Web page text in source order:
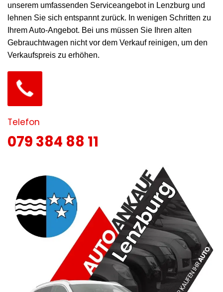
unserem umfassenden Serviceangebot in Lenzburg und
lehnen Sie sich entspannt zurück. In wenigen Schritten zu
Ihrem Auto-Angebot. Bei uns müssen Sie Ihren alten
Gebrauchtwagen nicht vor dem Verkauf reinigen, um den
Verkaufspreis zu erhöhen.
Telefon
079 384 88 11